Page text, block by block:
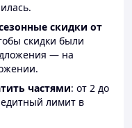
скидки от
скидки были
— на
частями: от 2 до
лимит в